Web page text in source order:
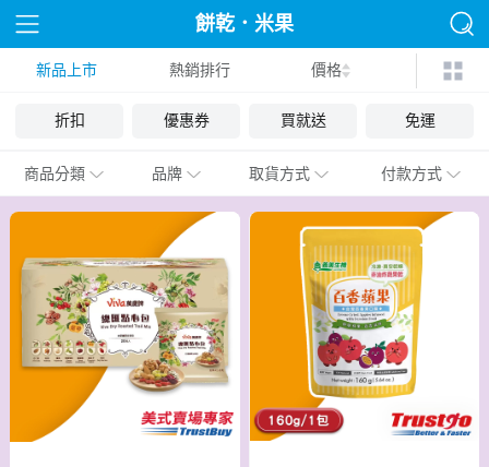
餅乾．米果
新品上市 熱銷排行 價格
折扣 優惠券 買就送 免運
商品分類 品牌 取貨方式 付款方式